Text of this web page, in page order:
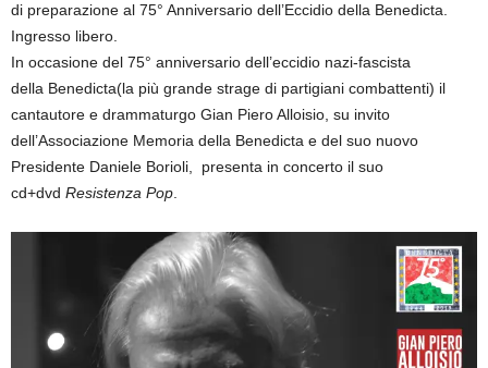
di preparazione al 75° Anniversario dell’Eccidio della Benedicta.
Ingresso libero.
In occasione del 75° anniversario dell’eccidio nazi-fascista
della Benedicta(la più grande strage di partigiani combattenti) il
cantautore e drammaturgo Gian Piero Alloisio, su invito
dell’Associazione Memoria della Benedicta e del suo nuovo
Presidente Daniele Borioli, presenta in concerto il suo
cd+dvd Resistenza Pop